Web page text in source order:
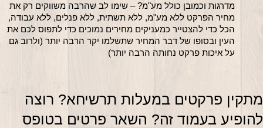
מדרגות וכמובן כולל מע"מ? – שימו לב שהרבה משווקים רק את
מחיר הפרקט ללא מע"מ, ללא תשתית, ללא פנלים, ללא עבודה,
הכל כדי להצטייר כמעניקים מחירים נמוכים כדי לתפוס לכם את
העין ובסופו של דבר המחיר שתשלמו יקר הרבה יותר (ולרוב גם
על איכות פרקט נחותה הרבה יותר)
מתקין פרקטים במעלות תרשיחא? רוצה
להופיע בעמוד זה? השאר פרטים בטופס